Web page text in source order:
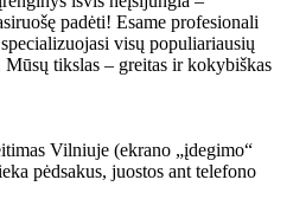
padėti! Esame profesionali
visų populiariausių
Mūsų tikslas – greitas ir kokybiškas
Vilniuje (ekrano „įdegimo“
pėdsakus, juostos ant telefono